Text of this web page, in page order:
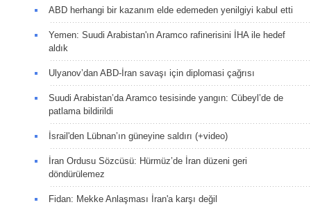
ABD herhangi bir kazanım elde edemeden yenilgiyi kabul etti
Yemen: Suudi Arabistan'ın Aramco rafinerisini İHA ile hedef
aldık
Ulyanov’dan ABD-İran savaşı için diplomasi çağrısı
Suudi Arabistan’da Aramco tesisinde yangın: Cübeyl’de de
patlama bildirildi
İsrail'den Lübnan’ın güneyine saldırı (+video)
İran Ordusu Sözcüsü: Hürmüz’de İran düzeni geri
döndürülemez
Fidan: Mekke Anlaşması İran'a karşı değil